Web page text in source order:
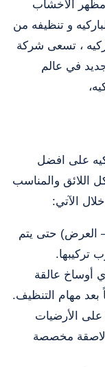
الأخشاب
و تنظيفه من
، تسعى شركة
في عالم
على افضل
اللائق والمناسب
الآتي:
العرض) حتى يتم
تركيبها.
أوساخ عالقة
بعد مهام التنظيف.
على الأرضيات
لاصقة مخصصة